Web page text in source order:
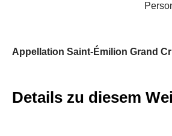
Appellation Saint-Émilion Grand
Details zu diesem